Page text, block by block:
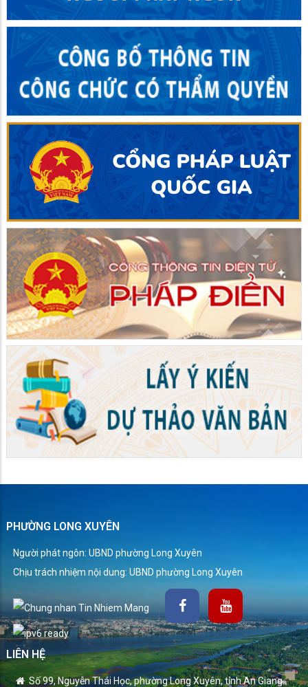
PHƯỜNG LONG XUYÊN
Người phát ngôn: UBND phường Long Xuyên
Chịu trách nhiệm nội dung: UBND phường Long Xuyên
LIÊN HỆ
Số 99, Nguyễn Thái Học, phường Long Xuyên, tỉnh An Giang.